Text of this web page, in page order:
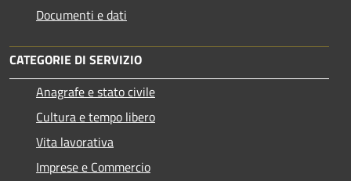
Documenti e dati
CATEGORIE DI SERVIZIO
Anagrafe e stato civile
Cultura e tempo libero
Vita lavorativa
Imprese e Commercio